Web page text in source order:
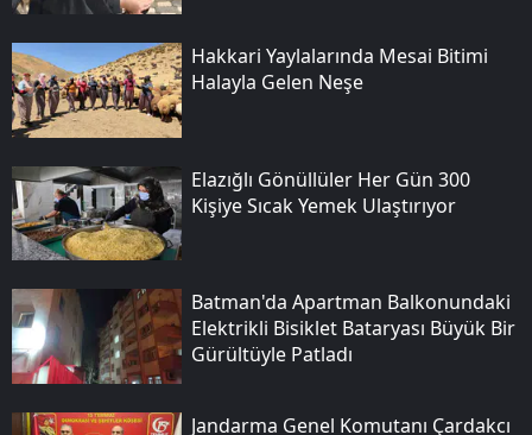
Hakkari Yaylalarında Mesai Bitimi
Halayla Gelen Neşe
Elazığlı Gönüllüler Her Gün 300
Kişiye Sıcak Yemek Ulaştırıyor
Batman'da Apartman Balkonundaki
Elektrikli Bisiklet Bataryası Büyük Bir
Gürültüyle Patladı
Jandarma Genel Komutanı Çardakcı